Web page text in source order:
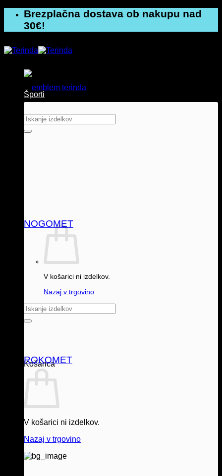
vsebino
Brezplačna dostava ob nakupu nad
30€!
Išči:
V košarici ni izdelkov.
Nazaj v trgovino
Išči:
Košarica
V košarici ni izdelkov.
Nazaj v trgovino
Športi
NOGOMET
ROKOMET